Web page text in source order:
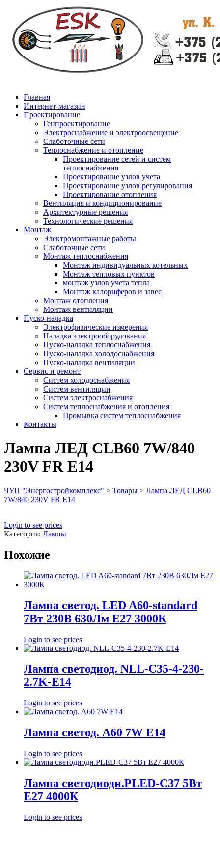
Главная
Интернет-магазин
Проектирование
Генпроектирование
Электроснабжение и электроосвещение
Слаботочные сети
Теплоснабжение и отопление
Проектирование сетей и систем
теплоснабжения
Проектирование узлов учета
Проектирование узлов регулирования
Проектирование отопления
Вентиляция и кондиционирование
Архитектурные решения
Технологические решения
Монтаж
Электромонтажные работы
Слаботочные сети
Монтаж теплоснабжения
Монтаж индивидуальных котельных
Монтаж тепловых пунктов
монтаж узлов учета тепла
Монтаж калориферов и завес
Монтаж отопления
Монтаж вентиляции
Пуско-наладка
Электрофизические измерения
Наладка электрооборудования
Пуско-наладка теплоснабжения
Пуско-наладка холодоснабжения
Пуско-наладка вентиляции
Сервис и ремонт
Систем холодоснабжения
Систем вентиляции
Систем электроснабжения
Систем теплоснабжения и отопления
Промывка систем теплоснабжения
Контакты
Лампа ЛЕД CLB60 7W/840
230V FR E14
ЧУП "Энергостройкомплекс" > Товары > Лампа ЛЕД CLB60
7W/840 230V FR E14
Login to see prices
Категория: Лампы
Похожие
Лампа светод. LED A60-standard
7Вт 230В 630Лм E27 3000К
Login to see prices
Лампа светодиод. NLL-C35-4-230-
2.7K-E14
Login to see prices
Лампа светод. А60 7W Е14
Login to see prices
Лампа светодиодн.PLED-С37 5Вт
Е27 4000К
Login to see prices